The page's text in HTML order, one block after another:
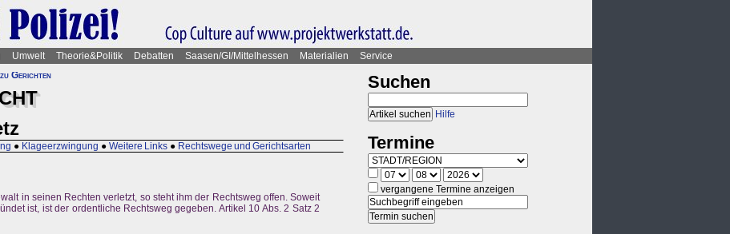
Umwelt Theorie&Politik Debatten Saasen/GI/Mittelhessen Materialien
Service
Gerichten
● Klageerzwingung ● Weitere Links ● Rechtswege und Gerichtsarten
in seinen Rechten verletzt, so steht ihm der Rechtsweg offen. Soweit
ist, ist der ordentliche Rechtsweg gegeben. Artikel 10 Abs. 2 Satz 2
Suchen
Hilfe
Termine
vergangene Termine anzeigen